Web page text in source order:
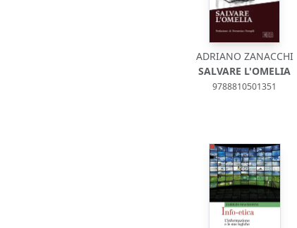
ADRIANO ZANACCHI
SALVARE L'OMELIA
9788810501351